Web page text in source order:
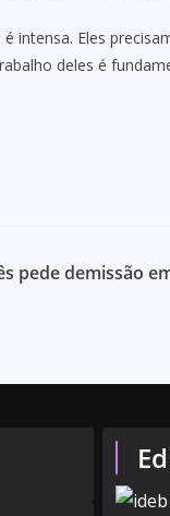
intensa. Eles
deles é
pede demissão